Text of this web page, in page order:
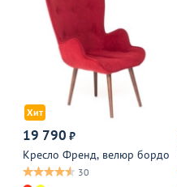
Хит
19 790 ₽
Кресло Френд, велюр бордо
30